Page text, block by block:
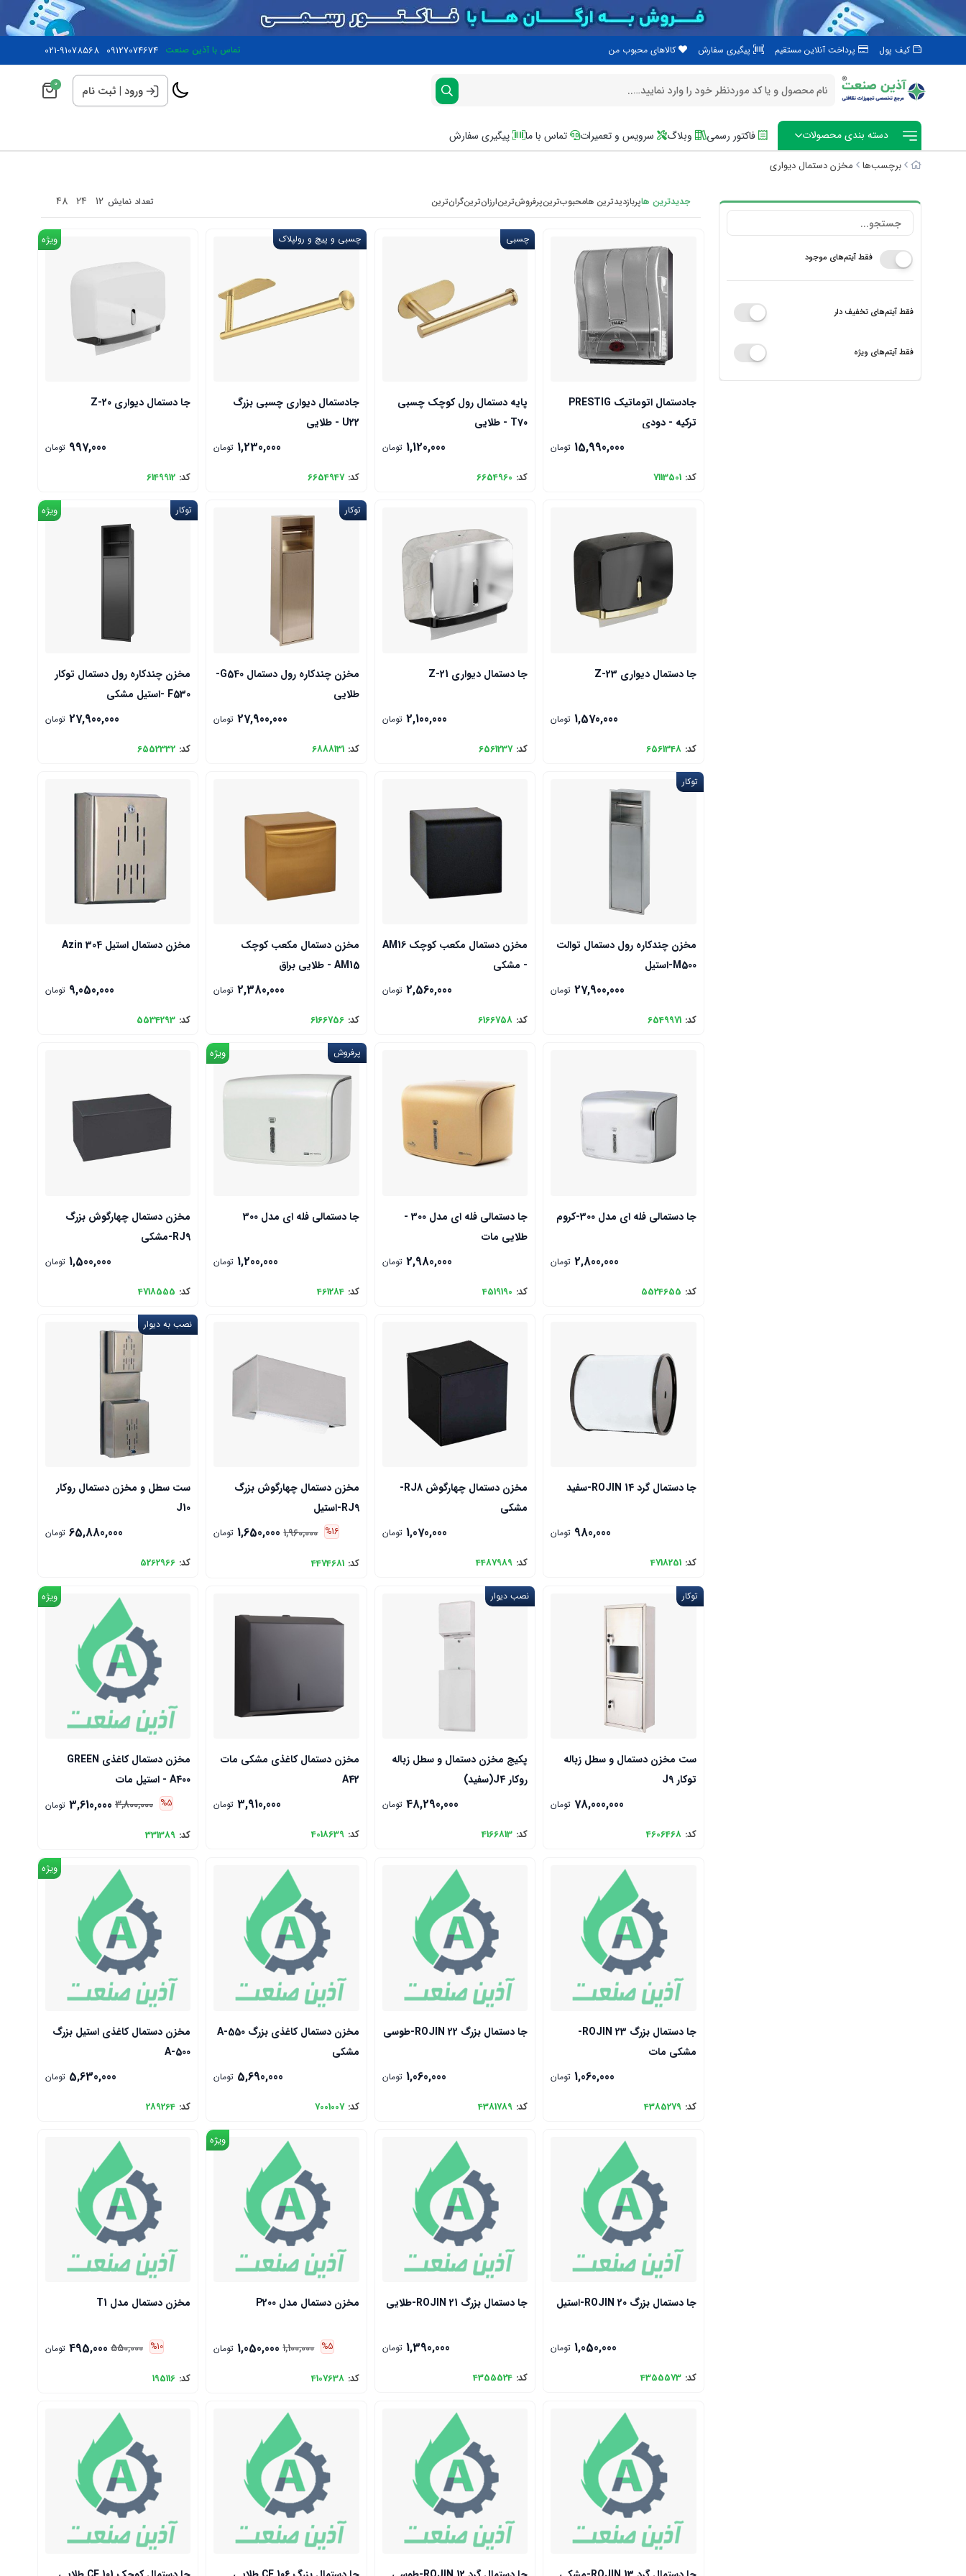
کیف پول پرداخت آنلاین مستقیم پیگیری سفارش کالاهای محبوب من تماس با آذین صنعت 09127074674
021-91078568
ورود | ثبت نام 0
دسته بندی محصولات فاکتور رسمی وبلاگ سرویس و تعمیرات تماس با ما پیگیری سفارش
برچسب‌ها مخزن دستمال دیواری
فقط آیتم‌های موجود
فقط آیتم‌های تخفیف دار
فقط آیتم‌های ویژه
جدیدترین هاپربازدیدترین هامحبوب‌‌ترینپرفروش‌ترینارزان‌ترینگران‌ترین تعداد نمایش 12
24
48
جادستمال اتوماتیک PRESTIG
ترکیه - دودی
15,990,000 تومان
کد: 7113501
چسبی
پایه دستمال رول کوچک چسبی
T70 - طلایی
1,120,000 تومان
کد: 6654960
چسبی و پیچ و رولپلاک
جادستمال دیواری چسبی بزرگ
U22 - طلایی
1,230,000 تومان
کد: 6654947
ویژه
جا دستمال دیواری Z-20
997,000 تومان
کد: 6149912
جا دستمال دیواری Z-23
1,570,000 تومان
کد: 6561348
جا دستمال دیواری Z-21
2,100,000 تومان
کد: 6561237
توکار
مخزن چندکاره رول دستمال G540-
طلایی
27,900,000 تومان
کد: 6888131
توکار ویژه
مخزن چندکاره رول دستمال توکار
F530 -استیل مشکی
27,900,000 تومان
کد: 6552332
توکار
مخزن چندکاره رول دستمال توالت
M500-استیل
27,900,000 تومان
کد: 6549971
مخزن دستمال مکعب کوچک AM16
- مشکی
2,560,000 تومان
کد: 6166758
مخزن دستمال مکعب کوچک
AM15 - طلایی براق
2,380,000 تومان
کد: 6166756
مخزن دستمال استیل Azin 304
9,050,000 تومان
کد: 5534293
جا دستمالی فله ای مدل 300-کروم
2,800,000 تومان
کد: 5524655
جا دستمالی فله ای مدل 300 -
طلایی مات
2,980,000 تومان
کد: 4519190
پرفروش ویژه
جا دستمالی فله ای مدل 300
1,200,000 تومان
کد: 461284
مخزن دستمال چهارگوش بزرگ
RJ9-مشکی
1,500,000 تومان
کد: 4718555
جا دستمال گرد ROJIN 14-سفید
980,000 تومان
کد: 4718251
مخزن دستمال چهارگوش RJ8-
مشکی
1,070,000 تومان
کد: 4487989
مخزن دستمال چهارگوش بزرگ
RJ9-استیل
%16
1,960,000
1,650,000 تومان
کد: 4474681
نصب به دیوار
ست سطل و مخزن دستمال روکار
J10
65,880,000 تومان
کد: 5262966
توکار
ست مخزن دستمال و سطل زباله
توکار J9
78,000,000 تومان
کد: 4606468
نصب دیوار
پکیج مخزن دستمال و سطل زباله
روکار J4(سفید)
48,290,000 تومان
کد: 4166813
مخزن دستمال کاغذی مشکی مات
A42
3,910,000 تومان
کد: 4018639
ویژه
مخزن دستمال کاغذی GREEN
A400 - استیل مات
%5
3,800,000
3,610,000 تومان
کد: 331389
جا دستمال بزرگ ROJIN 23-
مشکی مات
1,060,000 تومان
کد: 4385279
جا دستمال بزرگ ROJIN 22-طوسی
1,060,000 تومان
کد: 4381789
مخزن دستمال کاغذی بزرگ A-550
مشکی
5,690,000 تومان
کد: 7001007
ویژه
مخزن دستمال کاغذی استیل بزرگ
A-500
5,630,000 تومان
کد: 289264
جا دستمال بزرگ ROJIN 20-استیل
1,050,000 تومان
کد: 4355573
جا دستمال بزرگ ROJIN 21-طلایی
1,390,000 تومان
کد: 4355524
ویژه
مخزن دستمال مدل P200
%5
1,100,000
1,050,000 تومان
کد: 4107638
مخزن دستمال مدل T1
%10
550,000
495,000 تومان
کد: 195116